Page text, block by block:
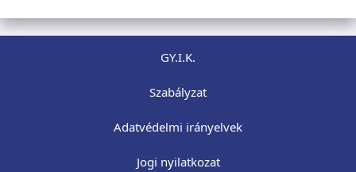
GY.I.K.
Szabályzat
Adatvédelmi irányelvek
Jogi nyilatkozat